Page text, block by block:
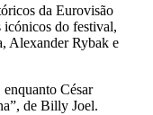
da Eurovisão
icónicos do festival,
Alexander Rybak e
César
de Billy Joel.